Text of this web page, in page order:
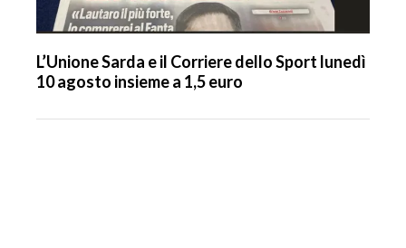
L’Unione Sarda e il Corriere dello Sport lunedì
10 agosto insieme a 1,5 euro